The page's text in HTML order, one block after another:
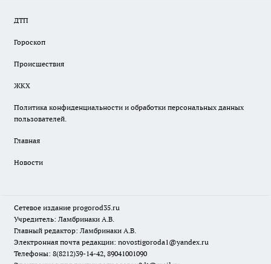
ДТП
Гороскоп
Происшествия
ЖКХ
Политика конфиденциальности и обработки персональных данных
пользователей.
Главная
Новости
Сетевое издание progorod35.ru
Учредитель: Ламбринаки А.В.
Главный редактор: Ламбринаки А.В.
Электронная почта редакции: novostigoroda1@yandex.ru
Телефоны: 8(8212)39-14-42, 89041001090